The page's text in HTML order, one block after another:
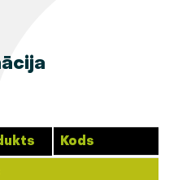
Kods